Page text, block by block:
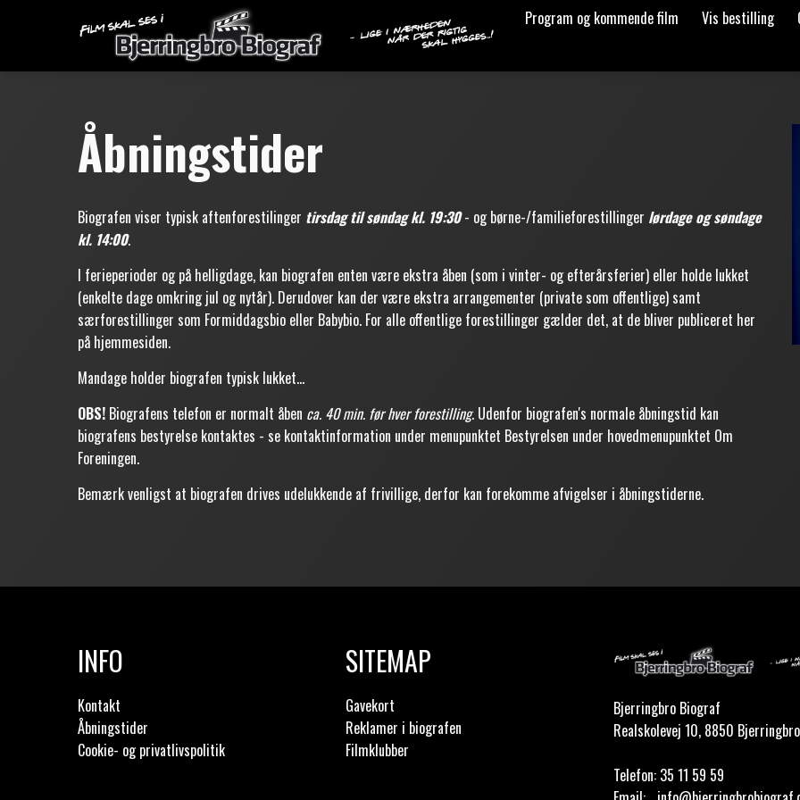
Program og kommende film Vis bestilling
Åbningstider
Biografen viser typisk aftenforestilinger tirsdag til søndag kl. 19:30- og børne-/familieforestillinger lørdage og søndage
kl. 14:00.
I ferieperioder og på helligdage, kan biografen enten være ekstra åben (som i vinter- og efterårsferier) eller holde lukket
(enkelte dage omkring jul og nytår). Derudover kan der være ekstra arrangementer (private som offentlige) samt
særforestillinger som Formiddagsbio eller Babybio. For alle offentlige forestillinger gælder det, at de bliver publiceret her
på hjemmesiden.
Mandage holder biografen typisk lukket...
OBS! Biografens telefon er normalt åben ca. 40 min. før hver forestilling. Udenfor biografen's normale åbningstid kan
biografens bestyrelse kontaktes - se kontaktinformation under menupunktet Bestyrelsen under hovedmenupunktet Om
Foreningen.
Bemærk venligst at biografen drives udelukkende af frivillige, derfor kan forekomme afvigelser i åbningstiderne.
INFO
Kontakt
Åbningstider
Cookie- og privatlivspolitik
SITEMAP
Gavekort
Reklamer i biografen
Filmklubber
Bjerringbro Biograf
Realskolevej 10, 8850 Bjerringbro
Telefon: 35 11 59 59